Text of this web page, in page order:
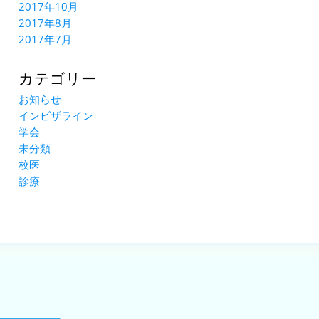
2017年10月
2017年8月
2017年7月
カテゴリー
お知らせ
インビザライン
学会
未分類
校医
診療